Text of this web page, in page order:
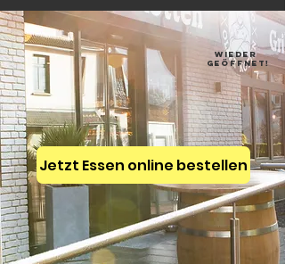
wieder
geöffnet!
Jetzt Essen online bestellen